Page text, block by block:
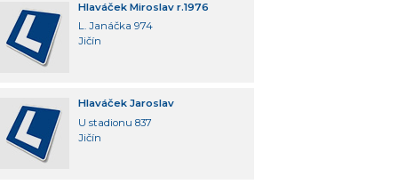
Hlaváček Miroslav r.1976
L. Janáčka 974
Jičín
Hlaváček Jaroslav
U stadionu 837
Jičín